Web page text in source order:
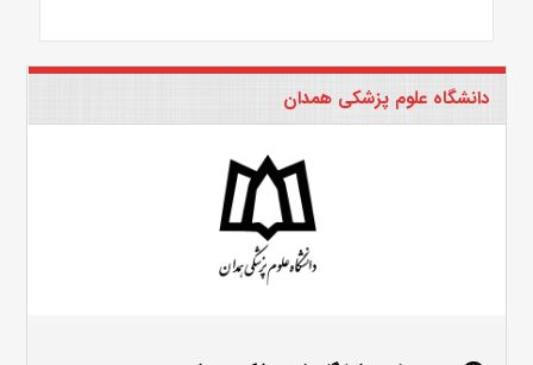
دانشگاه علوم پزشکی همدان